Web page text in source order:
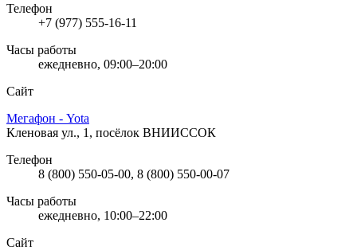
Телефон
+7 (977) 555-16-11
Часы работы
ежедневно, 09:00–20:00
Сайт
Мегафон - Yota
Кленовая ул., 1, посёлок ВНИИССОК
Телефон
8 (800) 550-05-00, 8 (800) 550-00-07
Часы работы
ежедневно, 10:00–22:00
Сайт